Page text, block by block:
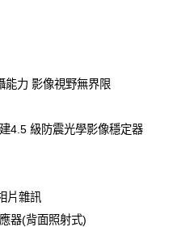
能力 影像視野無界限
4.5 級防震光學影像穩定器
片雜訊
器(背面照射式)